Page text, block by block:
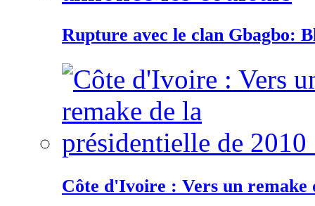
Rupture avec le clan Gbagbo:
Côte d'Ivoire : Vers un remake